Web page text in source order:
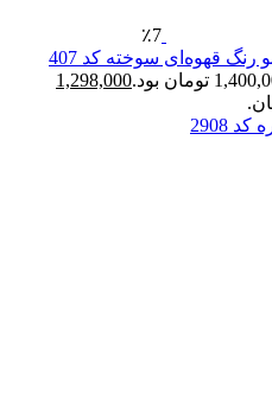
٪7
1,298,000